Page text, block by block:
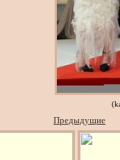
Предыдущие